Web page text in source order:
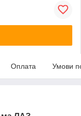
Оплата Умови